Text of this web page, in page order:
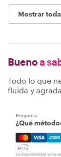
Mostrar
Buenoa
Todo lo que
fluida y
Pregunta
¿Qué
Mastercard,
La disponibilidad varía